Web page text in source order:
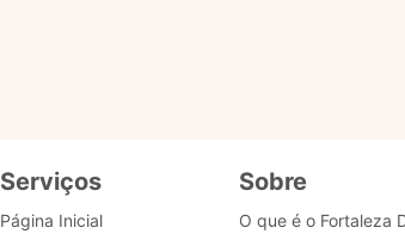
Serviços
Página Inicial
Sobre
O que é o Fortaleza